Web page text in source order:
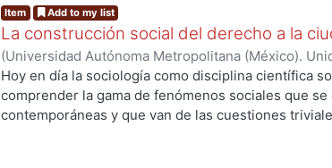
Item Add to my list
La construcción social del derecho a la
(Universidad Autónoma Metropolitana (México).
de Servicios de Información., 2013-12)RAMIREZ
Hoy en día la sociología como disciplina científica
comprender la gama de fenómenos sociales que
contemporáneas y que van de las cuestiones